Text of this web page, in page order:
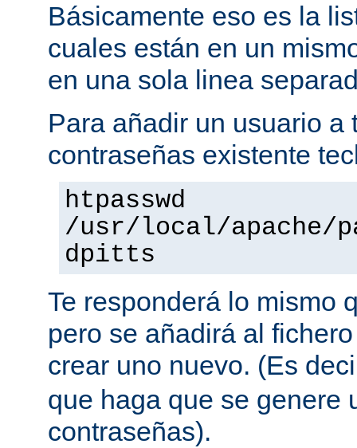
Básicamente eso es la
cuales están en un
en una sola linea
Para añadir un usuario a
contraseñas existente
htpasswd
/usr/local/apache/
dpitts
Te responderá lo mismo
pero se añadirá al
crear uno nuevo. (Es
que haga que se genere
contraseñas).